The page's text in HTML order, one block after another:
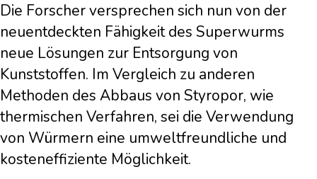
Die Forscher versprechen sich nun von der
neuentdeckten Fähigkeit des Superwurms
neue Lösungen zur Entsorgung von
Kunststoffen. Im Vergleich zu anderen
Methoden des Abbaus von Styropor, wie
thermischen Verfahren, sei die Verwendung
von Würmern eine umweltfreundliche und
kosteneffiziente Möglichkeit.